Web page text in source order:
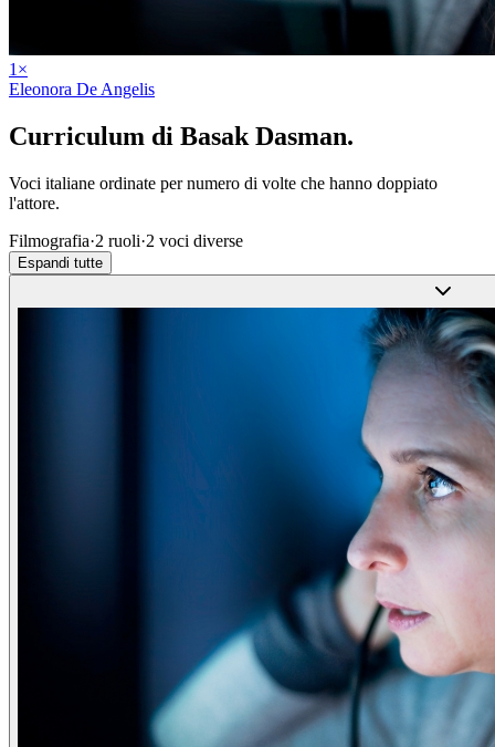
1 ×
Eleonora De Angelis
Curriculum di Basak Dasman.
Voci italiane ordinate per numero di volte che hanno doppiato
l'attore.
Filmografia·2 ruoli·2 voci diverse
Espandi tutte